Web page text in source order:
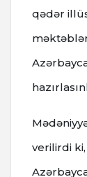
qədər
verilirdi